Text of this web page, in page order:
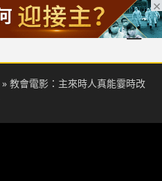
基督徒見證 信仰解答 聖經
» 教會電影：主來時人真能霎時改